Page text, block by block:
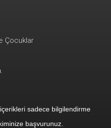
Çocuklar
sadece bilgilendirme
başvurunuz.